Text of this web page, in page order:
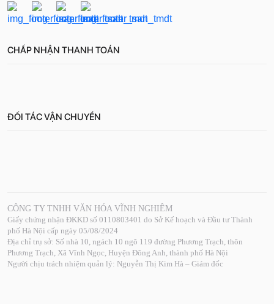
CHẤP NHẬN THANH TOÁN
ĐỐI TÁC VẬN CHUYỂN
CÔNG TY TNHH VĂN HÓA VĨNH NGHIÊM
Giấy chứng nhận ĐKKD số 0110803401 do Sở Kế hoạch và Đầu tư Thành
phố Hà Nội cấp ngày 05/08/2024
Địa chỉ trụ sở: Số nhà 10, ngách 10 ngõ 119 đường Phương Trạch, thôn
Phương Trạch, Xã Vĩnh Ngọc, Huyện Đông Anh, thành phố Hà Nội
Người chịu trách nhiệm quản lý: Nguyễn Thị Kim Hà – Giám đốc